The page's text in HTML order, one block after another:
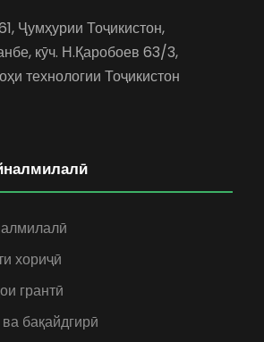
Ҷумҳурии Тоҷикистон,
кӯч. Н.Қаробоев 63/3,
технологии Тоҷикистон
хориҷӣ
грантӣ
бақайдгирӣ